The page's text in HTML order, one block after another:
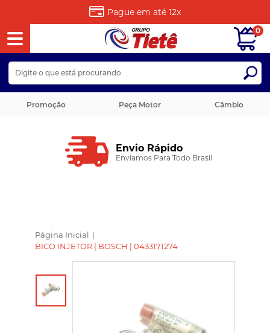
Pague em até 12x
Promoção Peça Motor Câmbio
0
Envio Rápido
Enviamos Para Todo Brasil
Página Inicial |
BICO INJETOR | BOSCH | 0433171274